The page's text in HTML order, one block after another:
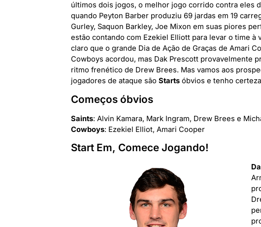
últimos dois jogos, o melhor jogo corrido contra eles
quando Peyton Barber produziu 69 jardas em 19
Gurley, Saquon Barkley, Joe Mixon em suas piores
estão contando com Ezekiel Elliott para levar o time
claro que o grande Dia de Ação de Graças de Amari
Cowboys acordou, mas Dak Prescott provavelmente
ritmo frenético de Drew Brees. Mas vamos aos
jogadores de ataque sãoStartsóbvios e tenho
Começos óbvios
Saints: Alvin Kamara, Mark Ingram, Drew Brees e
Cowboys: Ezekiel Elliot, Amari Cooper
Start Em, Comece Jogando!